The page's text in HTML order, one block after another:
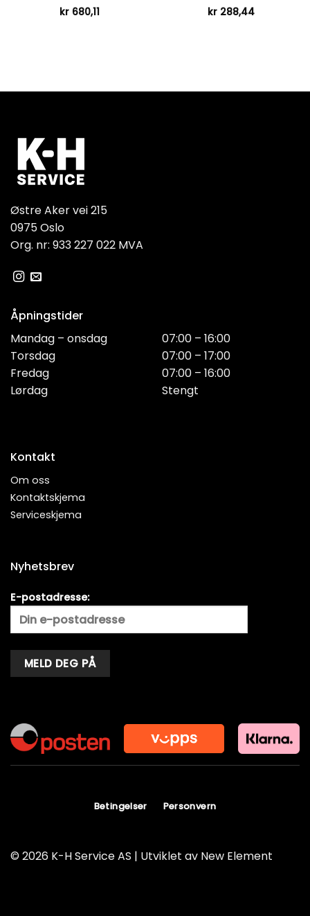
kr680,11
kr288,44
Østre Aker vei 215
0975 Oslo
Org. nr: 933 227 022 MVA
Åpningstider
Mandag – onsdag
Torsdag
Fredag
Lørdag
07:00 – 16:00
07:00 – 17:00
07:00 – 16:00
Stengt
Kontakt
Om oss
Kontaktskjema
Serviceskjema
Nyhetsbrev
E-postadresse:
© 2026 K-H Service AS | Utviklet av New Element
Betingelser Personvern